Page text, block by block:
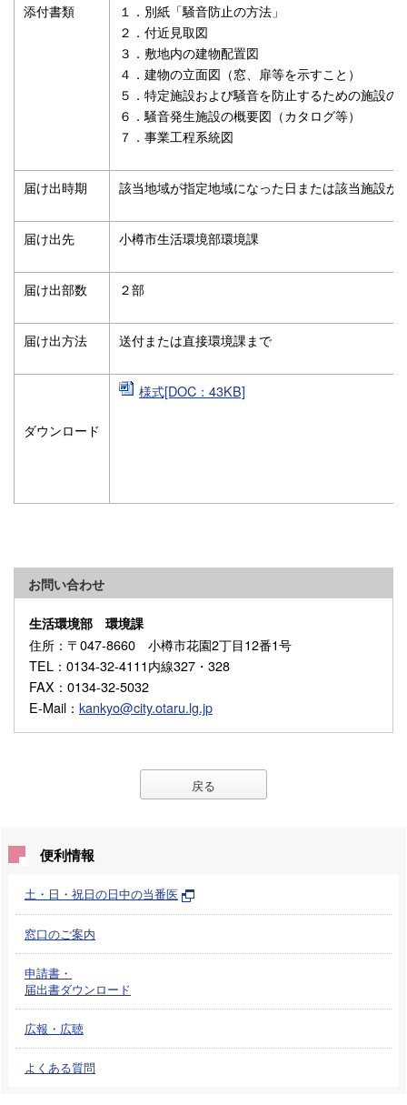
添付書類
１．別紙「騒音防止の方法」
２．付近見取図
３．敷地内の建物配置図
４．建物の立面図（窓、扉等を示すこと）
５．特定施設および騒音を防止するための施設の
６．騒音発生施設の概要図（カタログ等）
７．事業工程系統図
届け出時期 該当地域が指定地域になった日または該当施設が
届け出先 小樽市生活環境部環境課
届け出部数 ２部
届け出方法 送付または直接環境課まで
ダウンロード
様式[DOC：43KB]
お問い合わせ
生活環境部 環境課
住所 ：〒047-8660 小樽市花園2丁目12番1号
TEL ：0134-32-4111内線327・328
FAX ：0134-32-5032
E-Mail ： kankyo@city.otaru.lg.jp
戻る
便利情報
土・日・祝日の日中の当番医
窓口のご案内
申請書・
届出書ダウンロード
広報・広聴
よくある質問